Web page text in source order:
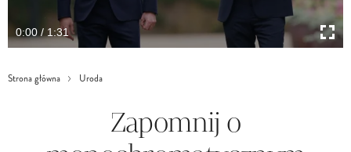
0:00 / 1:31
Strona główna Uroda
Zapomnij o